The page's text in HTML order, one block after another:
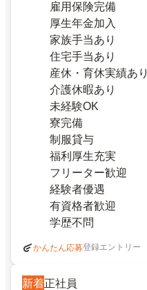
雇用保険完備
厚生年金加入
家族手当あり
住宅手当あり
産休・育休実績あり
介護休暇あり
未経験OK
寮完備
制服貸与
福利厚生充実
フリーター歓迎
経験者優遇
有資格者歓迎
学歴不問
かんたん応募登録エントリー
新着正社員